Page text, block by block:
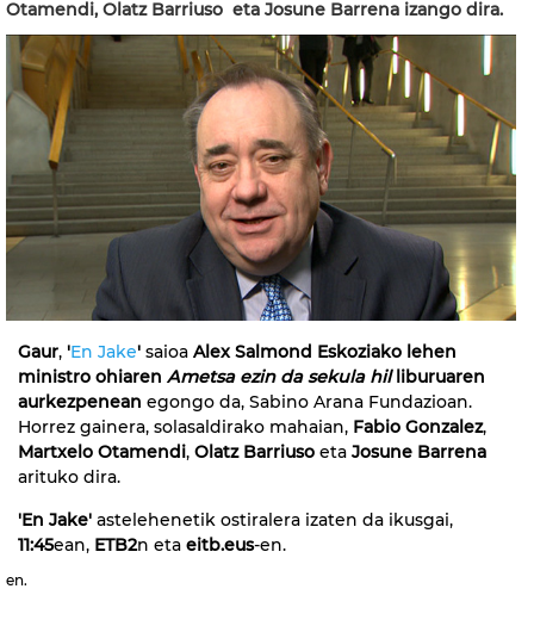
Otamendi, Olatz Barriuso eta Josune Barrena izango dira.
Gaur, 'En Jake' saioa Alex Salmond Eskoziako lehen
ministro ohiaren Ametsa ezin da sekula hilliburuaren
aurkezpenean egongo da, Sabino Arana Fundazioan.
Horrez gainera, solasaldirako mahaian, Fabio Gonzalez,
Martxelo Otamendi, Olatz Barriuso eta Josune Barrena
arituko dira.
'En Jake' astelehenetik ostiralera izaten da ikusgai,
11:45ean, ETB2n eta eitb.eus-en.
en.